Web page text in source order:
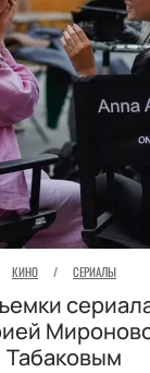
КИНО / СЕРИАЛЫ
Табаковым